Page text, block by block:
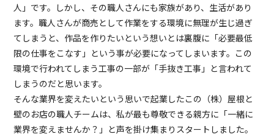
人」です。しかし、その職人さんにも家族があり、生活があり
ます。職人さんが商売として作業をする環境に無理が生じ過ぎ
てしまうと、作品を作りたいという想いとは裏腹に「必要最低
限の仕事をこなす」という事が必要になってしまいます。この
環境で行われてしまう工事の一部が「手抜き工事」と言われて
しまうのだと思います。
そんな業界を変えたいという思いで起業したこの（株）屋根と
壁のお店の職人チームは、私が最も尊敬できる親方に「一緒に
業界を変えませんか？」と声を掛け集まりスタートしました。